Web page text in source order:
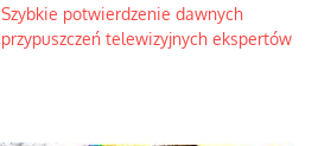
Szybkie potwierdzenie dawnych
przypuszczeń telewizyjnych ekspertów